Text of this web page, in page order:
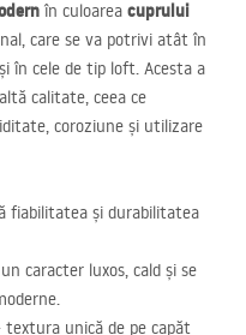
în culoarea cuprului
care se va potrivi atât în
în cele de tip loft. Acesta a
calitate, ceea ce
coroziune și utilizare
fiabilitatea și durabilitatea
caracter luxos, cald și se
textura unică de pe capăt